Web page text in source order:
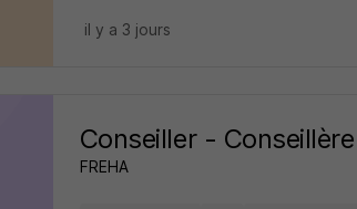
il y a 3 jours
Conseiller -
FREHA